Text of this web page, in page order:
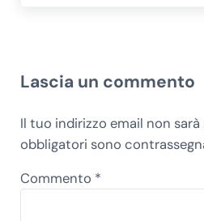
Lascia un commento
Il tuo indirizzo email non
obbligatori sono
Commento *